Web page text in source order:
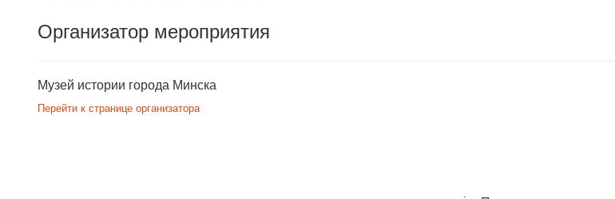
Организатор мероприятия
Музей истории города Минска
Перейти к странице организатора